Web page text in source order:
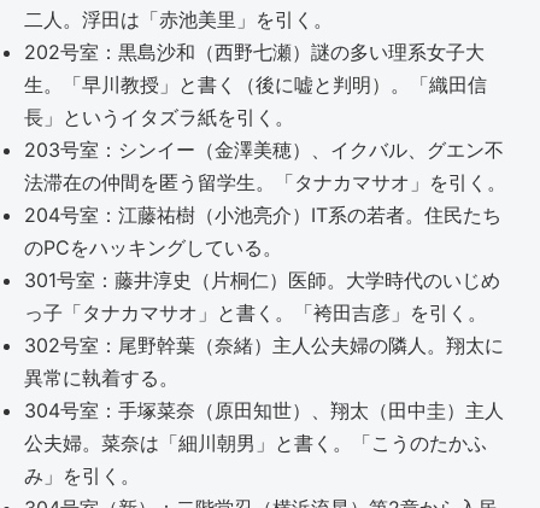
二人。浮田は「赤池美里」を引く。
202号室：黒島沙和（西野七瀬）謎の多い理系女子大
生。「早川教授」と書く（後に嘘と判明）。「織田信
長」というイタズラ紙を引く。
203号室：シンイー（金澤美穂）、イクバル、グエン不
法滞在の仲間を匿う留学生。「タナカマサオ」を引く。
204号室：江藤祐樹（小池亮介）IT系の若者。住民たち
のPCをハッキングしている。
301号室：藤井淳史（片桐仁）医師。大学時代のいじめ
っ子「タナカマサオ」と書く。「袴田吉彦」を引く。
302号室：尾野幹葉（奈緒）主人公夫婦の隣人。翔太に
異常に執着する。
304号室：手塚菜奈（原田知世）、翔太（田中圭）主人
公夫婦。菜奈は「細川朝男」と書く。「こうのたかふ
み」を引く。